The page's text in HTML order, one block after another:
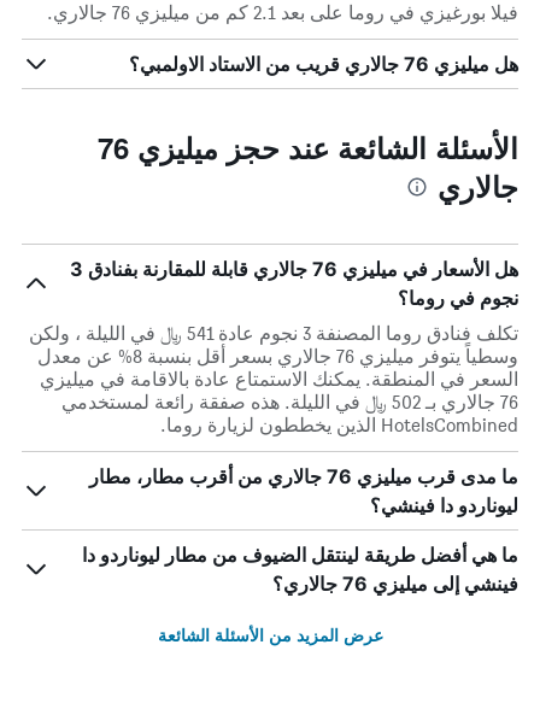
فيلا بورغيزي في روما على بعد 2.1 كم من ميليزي 76 جالاري.
هل ميليزي 76 جالاري قريب من الاستاد الاولمبي؟
الأسئلة الشائعة عند حجز ميليزي 76
جالاري
هل الأسعار في ميليزي 76 جالاري قابلة للمقارنة بفنادق 3
نجوم في روما؟
تكلف فنادق روما المصنفة 3 نجوم عادة 541 ﷼ في الليلة ، ولكن
وسطياً يتوفر ميليزي 76 جالاري بسعر أقل بنسبة 8% عن معدل
السعر في المنطقة. يمكنك الاستمتاع عادة بالاقامة في ميليزي
76 جالاري بـ 502 ﷼ في الليلة. هذه صفقة رائعة لمستخدمي
HotelsCombined الذين يخططون لزيارة روما.
ما مدى قرب ميليزي 76 جالاري من أقرب مطار، مطار
ليوناردو دا فينشي؟
ما هي أفضل طريقة لينتقل الضيوف من مطار ليوناردو دا
فينشي إلى ميليزي 76 جالاري؟
عرض المزيد من الأسئلة الشائعة